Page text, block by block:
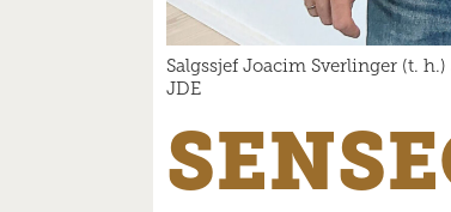
Salgssjef Joacim Sverlinger (t.
JDE